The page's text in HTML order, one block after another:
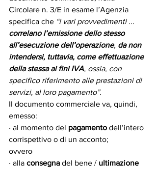
Circolare n. 3/E in esame l’Agenzia
specifica che “i vari provvedimenti ...
correlano l’emissione dello stesso
all’esecuzione dell’operazione, da non
intendersi, tuttavia, come effettuazione
della stessa ai fini IVA, ossia, con
specifico riferimento alle prestazioni di
servizi, al loro pagamento”.
Il documento commerciale va, quindi,
emesso:
· al momento del pagamento dell’intero
corrispettivo o di un acconto;
ovvero
· alla consegna del bene / ultimazione